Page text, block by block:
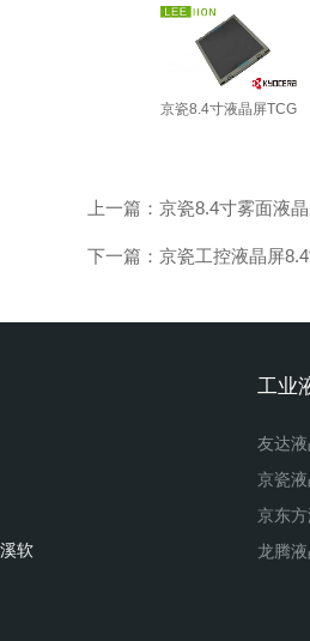
京瓷8.4寸液晶屏TCG
上一篇： 京瓷8.4寸雾面液
下一篇： 京瓷工控液晶屏
软
工业
友达
京瓷
京东
龙腾